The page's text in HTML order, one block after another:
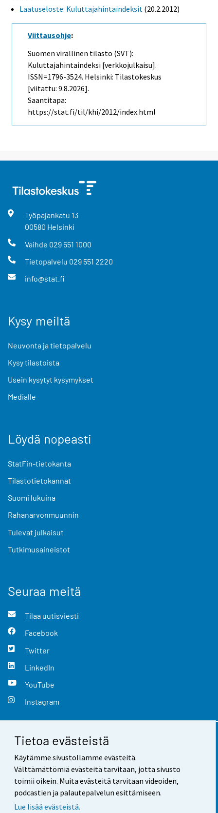
Tietoa evästeistä
Käytämme sivustollamme evästeitä.
Välttämättömiä evästeitä tarvitaan, jotta sivusto
toimii oikein. Muita evästeitä tarvitaan videoiden,
podcastien ja palautepalvelun esittämiseen.
Lue lisää evästeistä.
Laatuseloste: Kuluttajahintaindeksit (20.2.2012)
Viittausohje:
Suomen virallinen tilasto (SVT):
Kuluttajahintaindeksi [verkkojulkaisu].
ISSN=1796-3524. Helsinki: Tilastokeskus
[viitattu: 9.8.2026].
Saantitapa:
https://stat.fi/til/khi/2012/index.html
Työpajankatu 13
00580 Helsinki
Vaihde 029 551 1000
Tietopalvelu 029 551 2220
info@stat.fi
Kysy meiltä
Neuvonta ja tietopalvelu
Kysy tilastoista
Usein kysytyt kysymykset
Medialle
Löydä nopeasti
StatFin-tietokanta
Tilastotietokannat
Suomi lukuina
Rahanarvonmuunnin
Tulevat julkaisut
Tutkimusaineistot
Seuraa meitä
Tilaa uutisviesti
Facebook
Twitter
LinkedIn
YouTube
Instagram
Yhteystiedot
Palaute
Käyttöehdot